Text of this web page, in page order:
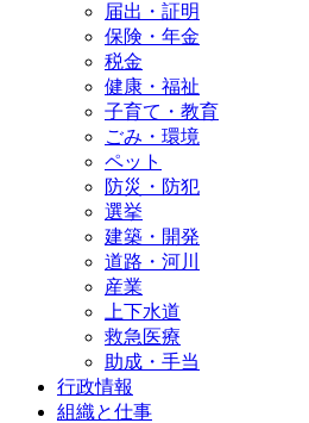
届出・証明
保険・年金
税金
健康・福祉
子育て・教育
ごみ・環境
ペット
防災・防犯
選挙
建築・開発
道路・河川
産業
上下水道
救急医療
助成・手当
行政情報
組織と仕事